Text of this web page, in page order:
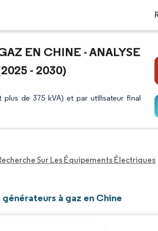
EN CHINE - ANALYSE
- 2030)
plus de 375 kVA) et par utilisateur final
Sur Les Équipements Électriques
à gaz en Chine